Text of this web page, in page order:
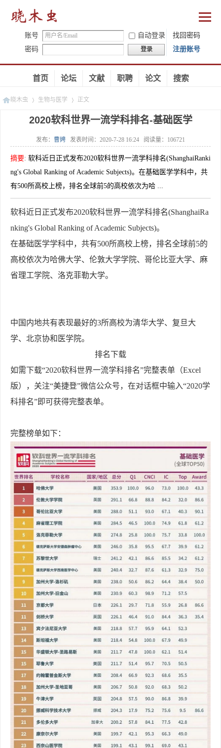
账号 自动登录
找回密码
密码
登录 注册账号
首页 论坛 文献 职聘 论文 搜索
晓木虫 生物与医学
»
正文
2020软科世界一流学科排名-基础医学
发布： 曹娉 发表时间： 2020-7-28 16:24 阅读量： 106721
摘要: 软科近日正式发布2020软科世界一流学科排名(ShanghaiRanki
ng's Global Ranking of Academic Subjects)。在基础医学学科中，共
有500所高校上榜，排名全球前5的高校依次为哈 ...
软科近日正式发布2020软科世界一流学科排名(ShanghaiRa
nking's Global Ranking of Academic Subjects)。
在基础医学学科中，共有500所高校上榜，排名全球前5的
高校依次为哈佛大学、伦敦大学学院、哥伦比亚大学、麻
省理工学院、洛克菲勒大学。
中国内地共有表现最好的3所高校为清华大学、复旦大
学、北京协和医学院。
排名下载
如需下载“2020软科世界一流学科排名”完整表单（Excel
版），关注“美捷登”微信公众号，在对话框中输入“2020学
科排名”即可获得完整表单。
完整榜单如下：